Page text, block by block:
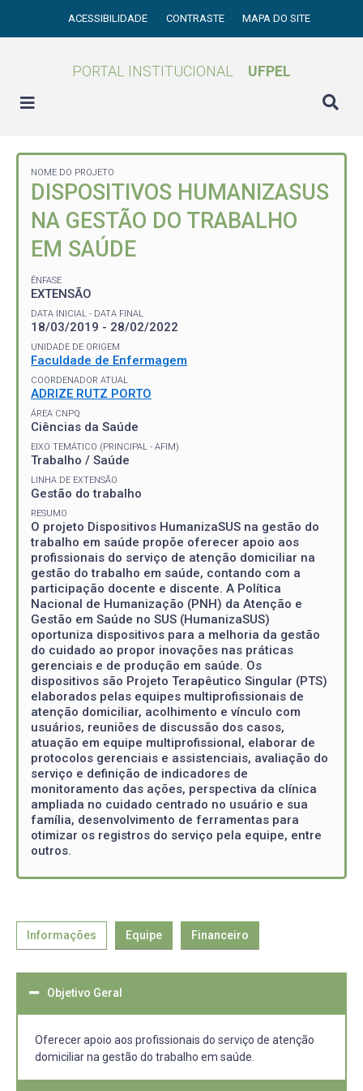
ACESSIBILIDADE CONTRASTE MAPA DO SITE
PORTAL INSTITUCIONAL UFPEL
NOME DO PROJETO
DISPOSITIVOS HUMANIZASUS
NA GESTÃO DO TRABALHO
EM SAÚDE
ÊNFASE
EXTENSÃO
DATA INICIAL - DATA FINAL
18/03/2019 - 28/02/2022
UNIDADE DE ORIGEM
Faculdade de Enfermagem
COORDENADOR ATUAL
ADRIZE RUTZ PORTO
ÁREA CNPQ
Ciências da Saúde
EIXO TEMÁTICO (PRINCIPAL - AFIM)
Trabalho / Saúde
LINHA DE EXTENSÃO
Gestão do trabalho
RESUMO
O projeto Dispositivos HumanizaSUS na gestão do
trabalho em saúde propõe oferecer apoio aos
profissionais do serviço de atenção domiciliar na
gestão do trabalho em saúde, contando com a
participação docente e discente. A Política
Nacional de Humanização (PNH) da Atenção e
Gestão em Saúde no SUS (HumanizaSUS)
oportuniza dispositivos para a melhoria da gestão
do cuidado ao propor inovações nas práticas
gerenciais e de produção em saúde. Os
dispositivos são Projeto Terapêutico Singular (PTS)
elaborados pelas equipes multiprofissionais de
atenção domiciliar, acolhimento e vínculo com
usuários, reuniões de discussão dos casos,
atuação em equipe multiprofissional, elaborar de
protocolos gerenciais e assistenciais, avaliação do
serviço e definição de indicadores de
monitoramento das ações, perspectiva da clínica
ampliada no cuidado centrado no usuário e sua
família, desenvolvimento de ferramentas para
otimizar os registros do serviço pela equipe, entre
outros.
Informações Equipe Financeiro
Objetivo Geral
Oferecer apoio aos profissionais do serviço de atenção
domiciliar na gestão do trabalho em saúde.